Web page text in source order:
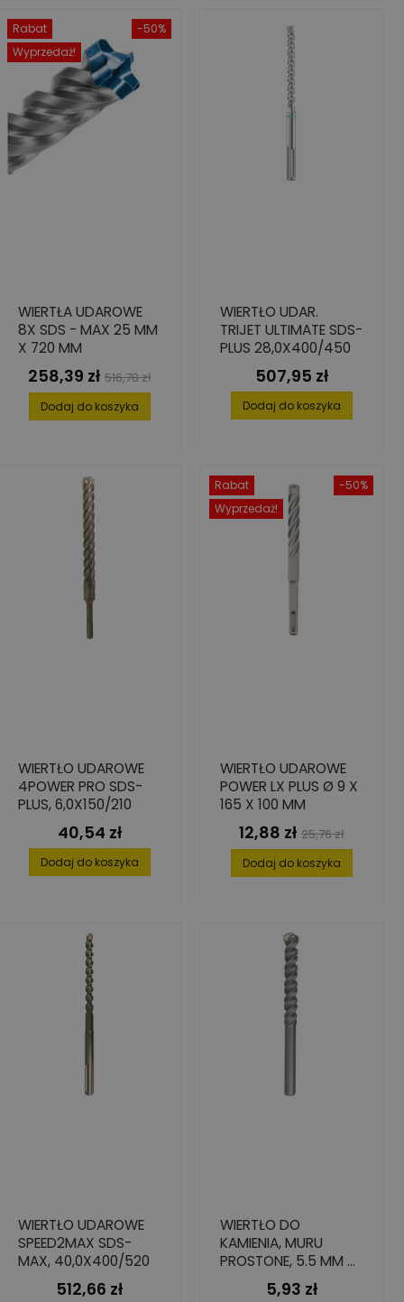
-50%
Rabat
Wyprzedaż!
WIERTŁA UDAROWE
8X SDS - MAX 25 MM
X 720 MM
Cena
258,39 zł Cena
podstawowa
516,78 zł
Dodaj do koszyka
WIERTŁO UDAR.
TRIJET ULTIMATE SDS-
PLUS 28,0X400/450
Cena
507,95 zł
Dodaj do koszyka
WIERTŁO UDAROWE
4POWER PRO SDS-
PLUS, 6,0X150/210
Cena
40,54 zł
Dodaj do koszyka
-50%
Rabat
Wyprzedaż!
WIERTŁO UDAROWE
POWER LX PLUS Ø 9 X
165 X 100 MM
Cena
12,88 zł Cena
podstawowa
25,76 zł
Dodaj do koszyka
WIERTŁO UDAROWE
SPEED2MAX SDS-
MAX, 40,0X400/520
Cena
512,66 zł
WIERTŁO DO
KAMIENIA, MURU
PROSTONE, 5.5 MM X
50 MM X 95 MM
Cena
5,93 zł